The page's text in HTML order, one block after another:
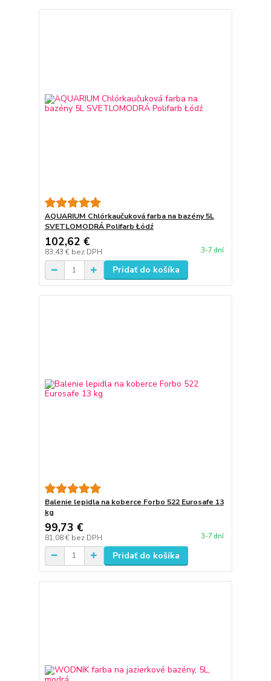
AQUARIUM Chlórkaučuková farba na bazény 5L
SVETLOMODRÁ Polifarb Łódź
102,62 €
83,43 € bez DPH 3-7 dní
Pridať do košíka
Balenie lepidla na koberce Forbo 522 Eurosafe 13
kg
99,73 €
81,08 € bez DPH 3-7 dní
Pridať do košíka